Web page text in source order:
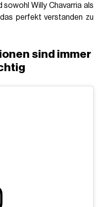
sowohl Willy Chavarria als
perfekt verstanden zu
sind immer